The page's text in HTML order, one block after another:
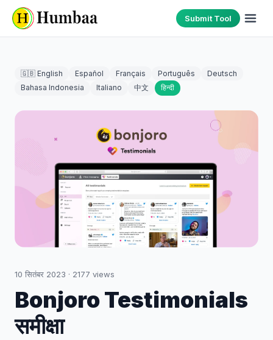
Submit Tool
🇬🇧 English Español Français Português
Deutsch
Bahasa Indonesia
Italiano 中文 हिन्दी
10 सितंबर 2023 · 2177 views
Bonjoro Testimonials
समीक्षा